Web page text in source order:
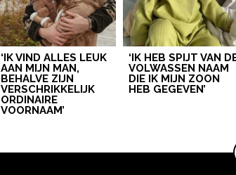
‘IK VIND ALLES LEUK
AAN MIJN MAN,
BEHALVE ZIJN
VERSCHRIKKELIJK
ORDINAIRE
VOORNAAM’
‘IK HEB SPIJT VAN
VOLWASSEN NAAM
DIE IK MIJN ZOON
HEB GEGEVEN’